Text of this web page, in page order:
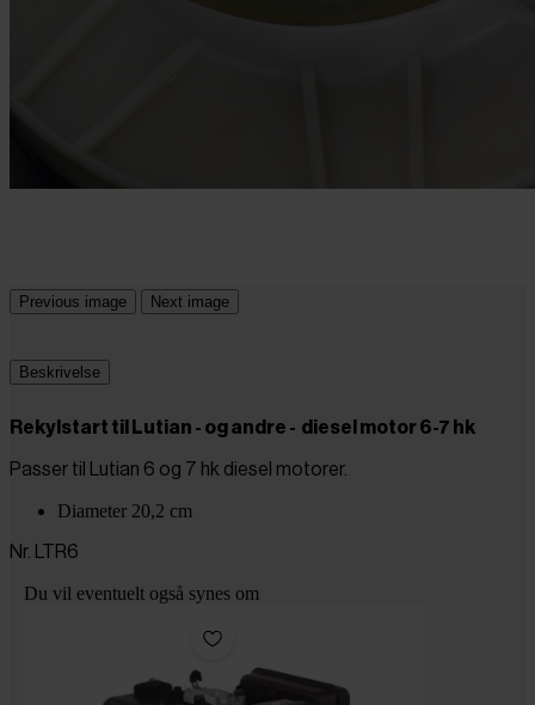
Previous image Next image
Beskrivelse
Rekylstart til Lutian - og andre - diesel motor 6-7 hk
Passer til Lutian 6 og 7 hk diesel motorer.
Diameter 20,2 cm
Nr. LTR6
Du vil eventuelt også synes om